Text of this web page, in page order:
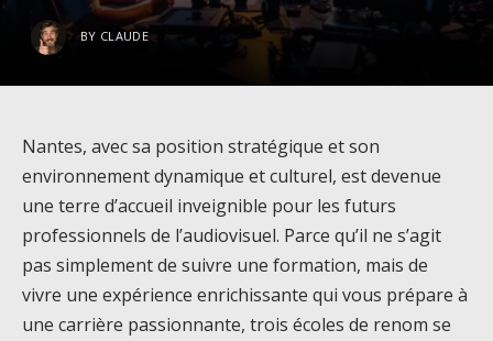
BY CLAUDE
Nantes, avec sa position stratégique et son
environnement dynamique et culturel, est devenue
une terre d’accueil inveignible pour les futurs
professionnels de l’audiovisuel. Parce qu’il ne s’agit
pas simplement de suivre une formation, mais de
vivre une expérience enrichissante qui vous prépare à
une carrière passionnante, trois écoles de renom se